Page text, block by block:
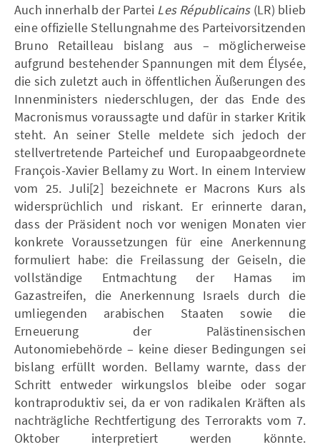
Auch innerhalb der Partei Les Républicains(LR) blieb
eine offizielle Stellungnahme des Parteivorsitzenden
Bruno Retailleau bislang aus – möglicherweise
aufgrund bestehender Spannungen mit dem Élysée,
die sich zuletzt auch in öffentlichen Äußerungen des
Innenministers niederschlugen, der das Ende des
Macronismus voraussagte und dafür in starker Kritik
steht. An seiner Stelle meldete sich jedoch der
stellvertretende Parteichef und Europaabgeordnete
François-Xavier Bellamy zu Wort. In einem Interview
vom 25. Juli[2] bezeichnete er Macrons Kurs als
widersprüchlich und riskant. Er erinnerte daran,
dass der Präsident noch vor wenigen Monaten vier
konkrete Voraussetzungen für eine Anerkennung
formuliert habe: die Freilassung der Geiseln, die
vollständige Entmachtung der Hamas im
Gazastreifen, die Anerkennung Israels durch die
umliegenden arabischen Staaten sowie die
Erneuerung der Palästinensischen
Autonomiebehörde – keine dieser Bedingungen sei
bislang erfüllt worden. Bellamy warnte, dass der
Schritt entweder wirkungslos bleibe oder sogar
kontraproduktiv sei, da er von radikalen Kräften als
nachträgliche Rechtfertigung des Terrorakts vom 7.
Oktober interpretiert werden könnte.